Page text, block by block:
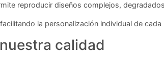
reproducir diseños complejos,
la personalización individual de
calidad